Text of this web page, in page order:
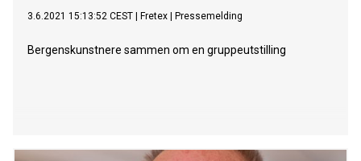
3.6.2021 15:13:52 CEST Fretex Pressemelding
Bergenskunstnere sammen om en gruppeutstilling